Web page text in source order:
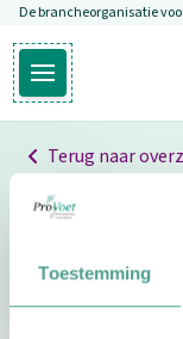
Toestemming
Overslaan en naar
De brancheorganisatie
Open hoofdmenu
Terug naar
Professionals